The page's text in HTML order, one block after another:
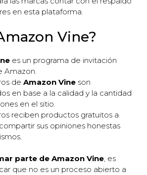
en esta plataforma.
Vine?
es un programa de invitación
Amazon.
de Amazon Vine son
en base a la calidad y la cantidad
en el sitio.
reciben productos gratuitos a
sus opiniones honestas
parte de Amazon Vine, es
que no es un proceso abierto a